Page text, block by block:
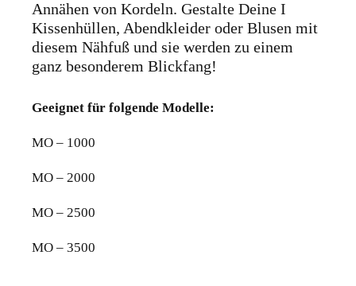
Annähen von Kordeln. Gestalte Deine I
Kissenhüllen, Abendkleider oder Blusen mit
diesem Nähfuß und sie werden zu einem
ganz besonderem Blickfang!
Geeignet für folgende Modelle:
MO – 1000
MO – 2000
MO – 2500
MO – 3500